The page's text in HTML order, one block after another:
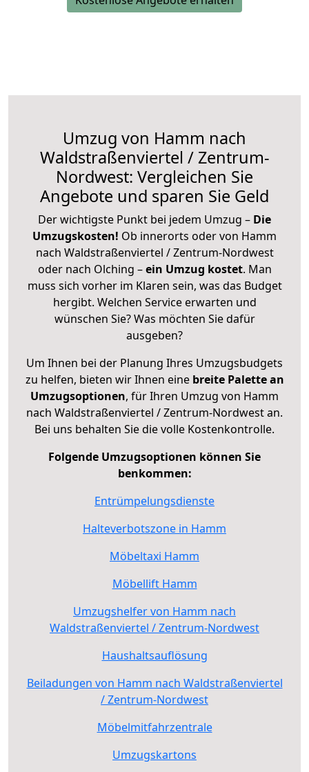
Umzug von Hamm nach
Waldstraßenviertel / Zentrum-
Nordwest: Vergleichen Sie
Angebote und sparen Sie Geld
Der wichtigste Punkt bei jedem Umzug – Die
Umzugskosten! Ob innerorts oder von Hamm
nach Waldstraßenviertel / Zentrum-Nordwest
oder nach Olching –ein Umzug kostet. Man
muss sich vorher im Klaren sein, was das Budget
hergibt. Welchen Service erwarten und
wünschen Sie? Was möchten Sie dafür
ausgeben?
Um Ihnen bei der Planung Ihres Umzugsbudgets
zu helfen, bieten wir Ihnen eine breite Palette an
Umzugsoptionen, für Ihren Umzug von Hamm
nach Waldstraßenviertel / Zentrum-Nordwest an.
Bei uns behalten Sie die volle Kostenkontrolle.
Folgende Umzugsoptionen können Sie
benkommen:
Entrümpelungsdienste
Halteverbotszone in Hamm
Möbeltaxi Hamm
Möbellift Hamm
Umzugshelfer von Hamm nach
Waldstraßenviertel / Zentrum-Nordwest
Haushaltsauflösung
Beiladungen von Hamm nach Waldstraßenviertel
/ Zentrum-Nordwest
Möbelmitfahrzentrale
Umzugskartons